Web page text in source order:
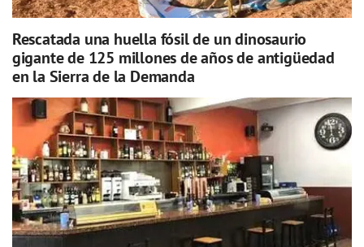
Rescatada una huella fósil de un dinosaurio
gigante de 125 millones de años de antigüedad
en la Sierra de la Demanda